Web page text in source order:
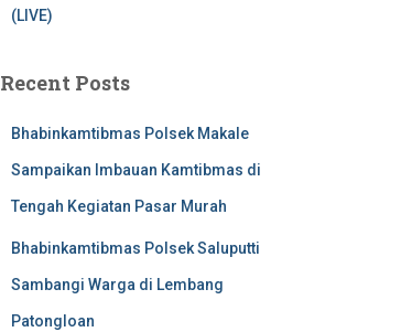
(LIVE)
Recent Posts
Bhabinkamtibmas Polsek Makale
Sampaikan Imbauan Kamtibmas di
Tengah Kegiatan Pasar Murah
Bhabinkamtibmas Polsek Saluputti
Sambangi Warga di Lembang
Patongloan